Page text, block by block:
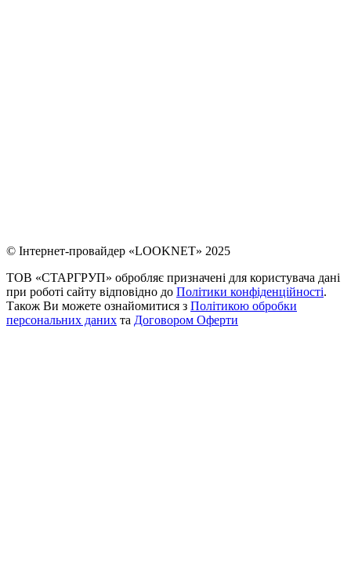
© Інтернет-провайдер «LOOKNET» 2025
ТОВ «СТАРГРУП» обробляє призначені для користувача дані
при роботі сайту відповідно до Політики конфіденційності.
Також Ви можете ознайомитися з Політикою обробки
персональних даних та Договором Оферти